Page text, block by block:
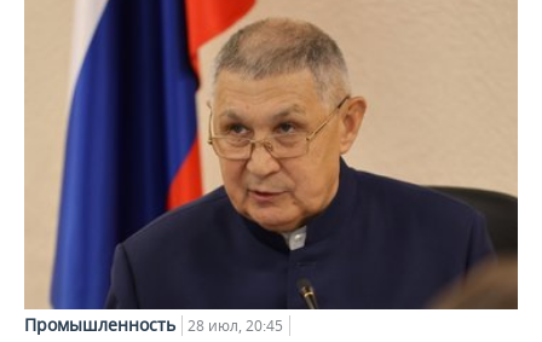
Промышленность 28 июл, 20:45